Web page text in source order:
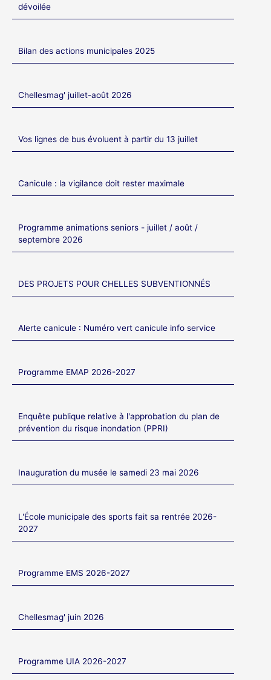
dévoilée
Bilan des actions municipales 2025
Chellesmag' juillet-août 2026
Vos lignes de bus évoluent à partir du 13 juillet
Canicule : la vigilance doit rester maximale
Programme animations seniors - juillet / août /
septembre 2026
DES PROJETS POUR CHELLES SUBVENTIONNÉS
Alerte canicule : Numéro vert canicule info service
Programme EMAP 2026-2027
Enquête publique relative à l'approbation du plan de
prévention du risque inondation (PPRI)
Inauguration du musée le samedi 23 mai 2026
L'École municipale des sports fait sa rentrée 2026-
2027
Programme EMS 2026-2027
Chellesmag' juin 2026
Programme UIA 2026-2027